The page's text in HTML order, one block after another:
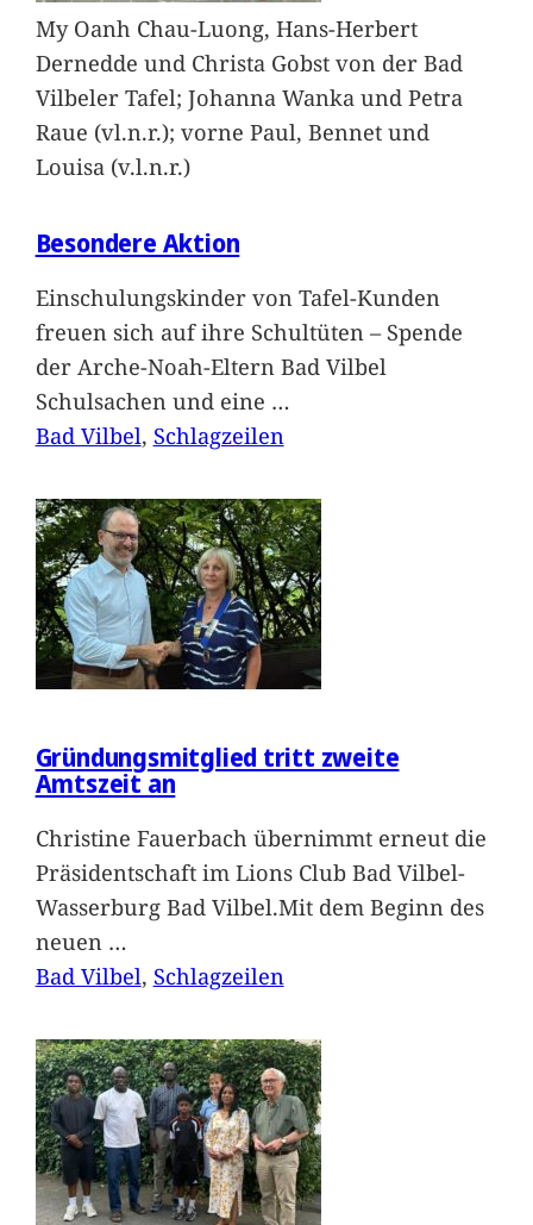
My Oanh Chau-Luong, Hans-Herbert
Dernedde und Christa Gobst von der Bad
Vilbeler Tafel; Johanna Wanka und Petra
Raue (vl.n.r.); vorne Paul, Bennet und
Louisa (v.l.n.r.)
Besondere Aktion
Einschulungskinder von Tafel-Kunden
freuen sich auf ihre Schultüten – Spende
der Arche-Noah-Eltern Bad Vilbel
Schulsachen und eine …
Bad Vilbel, Schlagzeilen
Gründungsmitglied tritt zweite
Amtszeit an
Christine Fauerbach übernimmt erneut die
Präsidentschaft im Lions Club Bad Vilbel-
Wasserburg Bad Vilbel.Mit dem Beginn des
neuen …
Bad Vilbel, Schlagzeilen